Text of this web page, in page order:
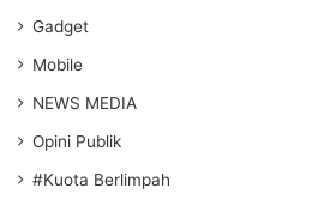
Gadget
Mobile
NEWS MEDIA
Opini Publik
#Kuota Berlimpah